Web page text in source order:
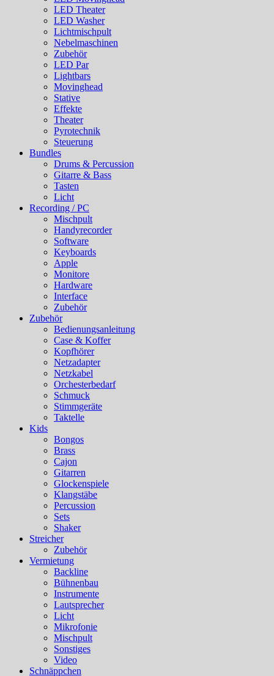
LED Theater
LED Washer
Lichtmischpult
Nebelmaschinen
Zubehör
LED Par
Lightbars
Movinghead
Stative
Effekte
Theater
Pyrotechnik
Steuerung
Bundles
Drums & Percussion
Gitarre & Bass
Tasten
Licht
Recording / PC
Mischpult
Handyrecorder
Software
Keyboards
Apple
Monitore
Hardware
Interface
Zubehör
Zubehör
Bedienungsanleitung
Case & Koffer
Kopfhörer
Netzadapter
Netzkabel
Orchesterbedarf
Schmuck
Stimmgeräte
Taktelle
Kids
Bongos
Brass
Cajon
Gitarren
Glockenspiele
Klangstäbe
Percussion
Sets
Shaker
Streicher
Zubehör
Vermietung
Backline
Bühnenbau
Instrumente
Lautsprecher
Licht
Mikrofonie
Mischpult
Sonstiges
Video
Schnäppchen